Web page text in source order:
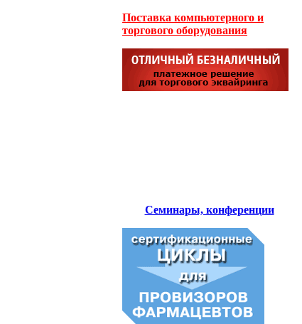
Поставка компьютерного и
торгового оборудования
Семинары, конференции